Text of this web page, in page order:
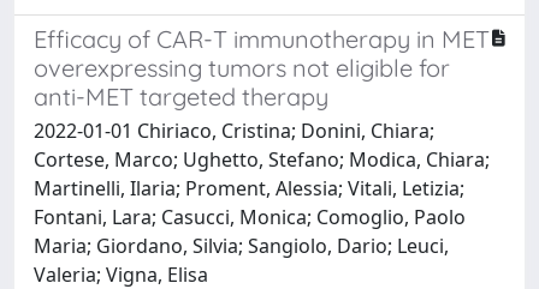
Efficacy of CAR-T immunotherapy in MET
overexpressing tumors not eligible for
anti-MET targeted therapy
2022-01-01 Chiriaco, Cristina; Donini, Chiara;
Cortese, Marco; Ughetto, Stefano; Modica, Chiara;
Martinelli, Ilaria; Proment, Alessia; Vitali, Letizia;
Fontani, Lara; Casucci, Monica; Comoglio, Paolo
Maria; Giordano, Silvia; Sangiolo, Dario; Leuci,
Valeria; Vigna, Elisa